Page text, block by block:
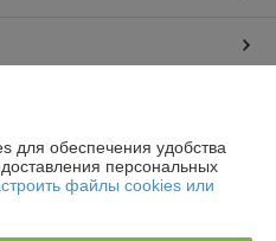
обеспечения удобства
персональных
файлы cookies или